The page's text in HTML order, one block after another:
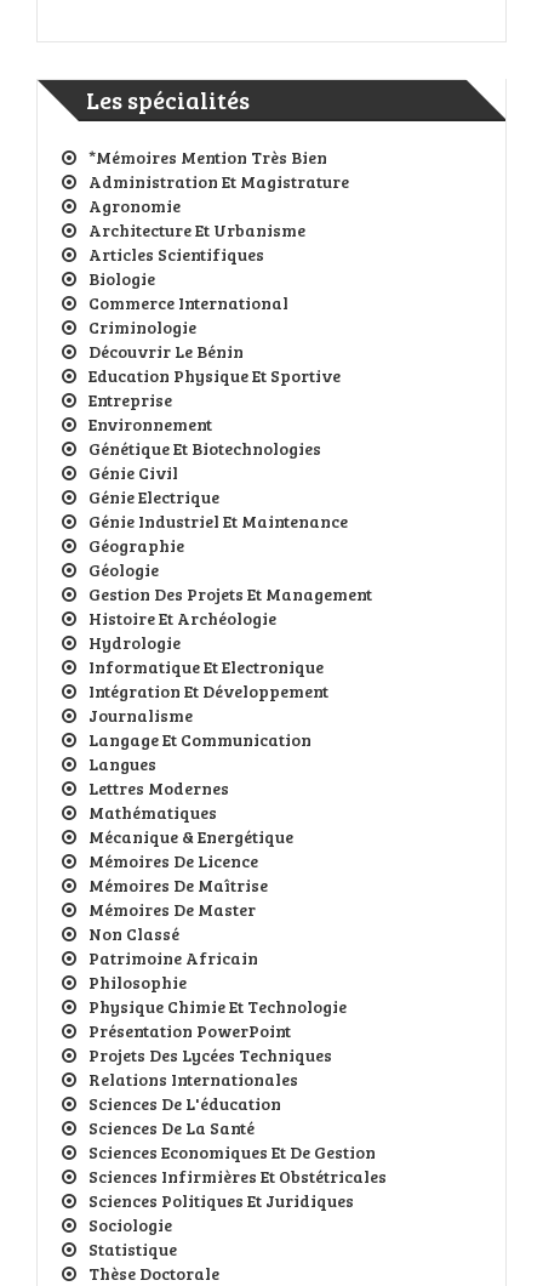
Les spécialités
*Mémoires Mention Très Bien
Administration Et Magistrature
Agronomie
Architecture Et Urbanisme
Articles Scientifiques
Biologie
Commerce International
Criminologie
Découvrir Le Bénin
Education Physique Et Sportive
Entreprise
Environnement
Génétique Et Biotechnologies
Génie Civil
Génie Electrique
Génie Industriel Et Maintenance
Géographie
Géologie
Gestion Des Projets Et Management
Histoire Et Archéologie
Hydrologie
Informatique Et Electronique
Intégration Et Développement
Journalisme
Langage Et Communication
Langues
Lettres Modernes
Mathématiques
Mécanique & Energétique
Mémoires De Licence
Mémoires De Maîtrise
Mémoires De Master
Non Classé
Patrimoine Africain
Philosophie
Physique Chimie Et Technologie
Présentation PowerPoint
Projets Des Lycées Techniques
Relations Internationales
Sciences De L'éducation
Sciences De La Santé
Sciences Economiques Et De Gestion
Sciences Infirmières Et Obstétricales
Sciences Politiques Et Juridiques
Sociologie
Statistique
Thèse Doctorale